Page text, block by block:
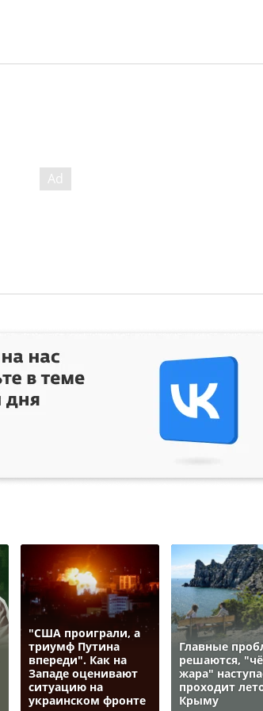
"США проиграли, а
триумф Путина
впереди". Как на
Западе оценивают
ситуацию на
украинском фронте
Главные
решаются,
жара"
проходит
Крыму